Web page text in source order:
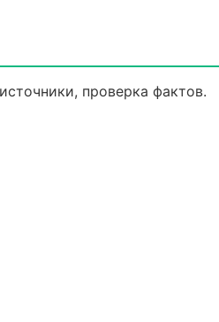
проверка фактов.